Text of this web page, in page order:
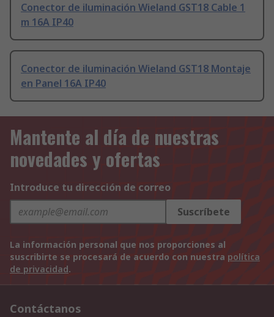
Conector de iluminación Wieland GST18 Cable 1
m 16A IP40
Conector de iluminación Wieland GST18 Montaje
en Panel 16A IP40
Mantente al día de nuestras
novedades y ofertas
Introduce tu dirección de correo
Suscríbete
La información personal que nos proporciones al
suscribirte se procesará de acuerdo con nuestra política
de privacidad.
Contáctanos